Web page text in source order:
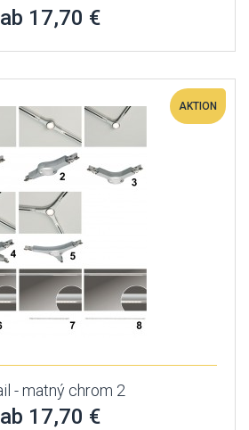
ab 17,70 €
AKTION
- matný chrom 2
ab 17,70 €